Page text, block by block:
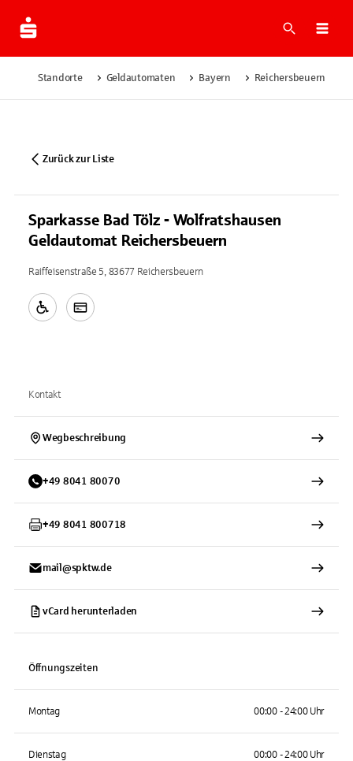
Suche
Standorte Geldautomaten Bayern Reichersbeuern
Zurück zur Liste
Sparkasse Bad Tölz - Wolfratshausen
Geldautomat Reichersbeuern
Raiffeisenstraße 5, 83677 Reichersbeuern
Kontakt
Wegbeschreibung
+49 8041 80070
+49 8041 800718
mail@spktw.de
vCard herunterladen
Öffnungszeiten
Montag 00:00 - 24:00 Uhr
Dienstag 00:00 - 24:00 Uhr